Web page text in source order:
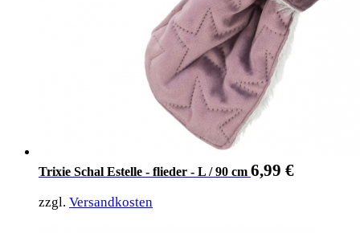
Trixie Schal Estelle - flieder - L / 90 cm 6,99 €
zzgl. Versandkosten